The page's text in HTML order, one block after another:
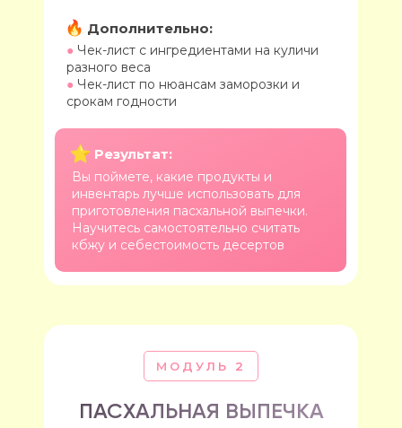
Дополнительно:
● Чек-лист с ингредиентами на куличи
разного веса
● Чек-лист по нюансам заморозки и
срокам годности
Результат:
Вы поймете, какие продукты и
инвентарь лучше использовать для
приготовления пасхальной выпечки.
Научитесь самостоятельно считать
кбжу и себестоимость десертов
ПАСХАЛЬНАЯ ВЫПЕЧКА
МОДУЛЬ 2